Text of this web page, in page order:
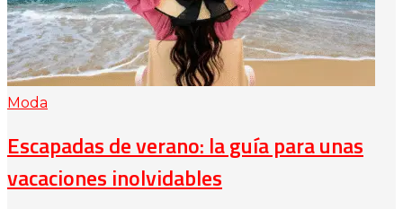
Moda
Escapadas de verano: la guía para unas
vacaciones inolvidables